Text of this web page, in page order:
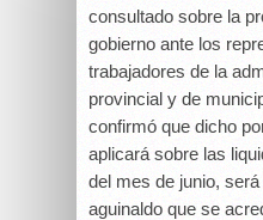
consultado sobre la
gobierno ante los
trabajadores de la
provincial y de
confirmó que dicho
aplicará sobre las
del mes de junio,
aguinaldo que se